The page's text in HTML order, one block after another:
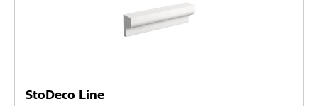
StoDeco Line